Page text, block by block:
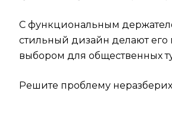
С функциональным
стильный дизайн делают его
выбором для общественных
Решите проблему